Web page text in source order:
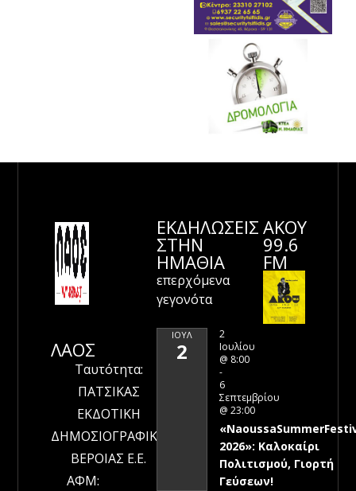
ΛΑΟΣ
Ταυτότητα:
ΠΑΤΣΙΚΑΣ
ΕΚΔΟΤΙΚΗ
ΔΗΜΟΣΙΟΓΡΑΦΙΚΗ
ΒΕΡΟΙΑΣ Ε.Ε.
ΑΦΜ:
ΕΚΔΗΛΩΣΕΙΣ
ΣΤΗΝ
ΗΜΑΘΊΑ
επερχόμενα
γεγονότα
ΙΟΎΛ
2
2
Ιουλίου
@ 8:00
-
6
Σεπτεμβρίου
@ 23:00
2026»: Καλοκαίρι
Πολιτισμού, Γιορτή
Γεύσεων!
ΑΚΟΥ
99.6
FM